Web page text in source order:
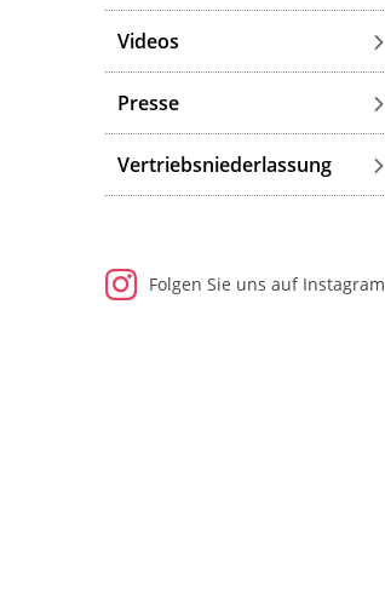
Videos
Presse
Vertriebsniederlassung
Folgen Sie uns auf Instagram